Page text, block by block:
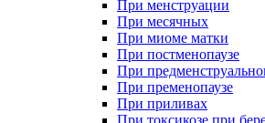
При менструации
При месячных
При миоме матки
При постменопаузе
При
При пременопаузе
При приливах
При токсикозе при